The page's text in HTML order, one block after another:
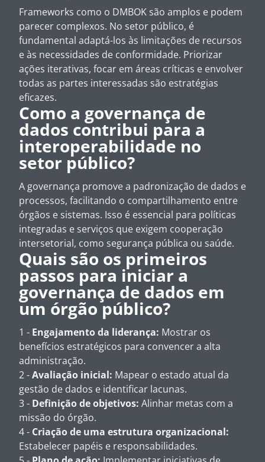
Frameworks como o DMBOK são amplos e podem
parecer complexos. No setor público, é
fundamental adaptá-los às limitações de recursos
e às necessidades de conformidade. Priorizar
ações iterativas, focar em áreas críticas e envolver
todas as partes interessadas são estratégias
eficazes.
Como a governança de
dados contribui para a
interoperabilidade no
setor público?
A governança promove a padronização de dados e
processos, facilitando o compartilhamento entre
órgãos e sistemas. Isso é essencial para políticas
integradas e serviços que exigem cooperação
intersetorial, como segurança pública ou saúde.
Quais são os primeiros
passos para iniciar a
governança de dados em
um órgão público?
1 - Engajamento da liderança: Mostrar os
benefícios estratégicos para convencer a alta
administração.
2 -Avaliação inicial: Mapear o estado atual da
gestão de dados e identificar lacunas.
3 - Definição de objetivos: Alinhar metas com a
missão do órgão.
4 - Criação de uma estrutura organizacional:
Estabelecer papéis e responsabilidades.